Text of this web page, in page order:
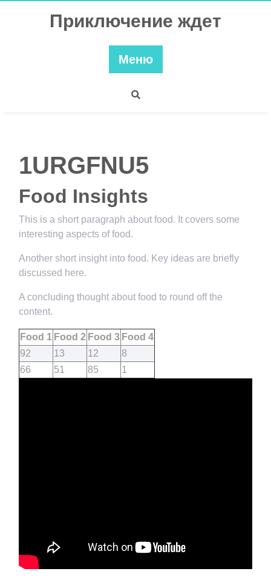
Приключение ждет
Меню
1URGFNU5
Food Insights
This is a short paragraph about food. It covers some
interesting aspects of food.
Another short insight into food. Key ideas are briefly
discussed here.
A concluding thought about food to round off the
content.
Food 1 Food 2 Food 3 Food 4
92
13 12
8
66
51 85 1